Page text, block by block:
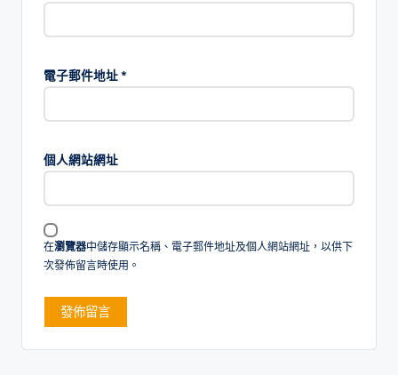
電子郵件地址*
個人網站網址
在瀏覽器中儲存顯示名稱、電子郵件地址及個人網站網址，以供下
次發佈留言時使用。